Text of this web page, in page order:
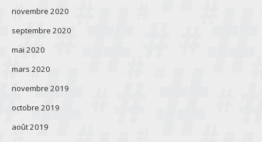
novembre 2020
septembre 2020
mai 2020
mars 2020
novembre 2019
octobre 2019
août 2019